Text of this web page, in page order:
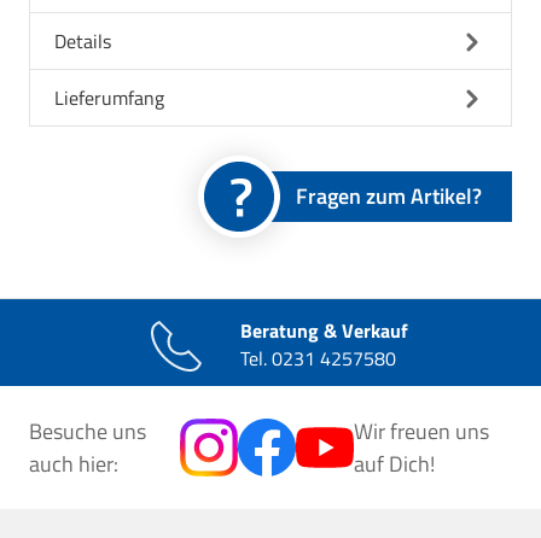
Details
Lieferumfang
Fragen zum Artikel?
Beratung & Verkauf
Tel.0231 4257580
Besuche uns
auch hier:
Wir freuen uns
auf Dich!